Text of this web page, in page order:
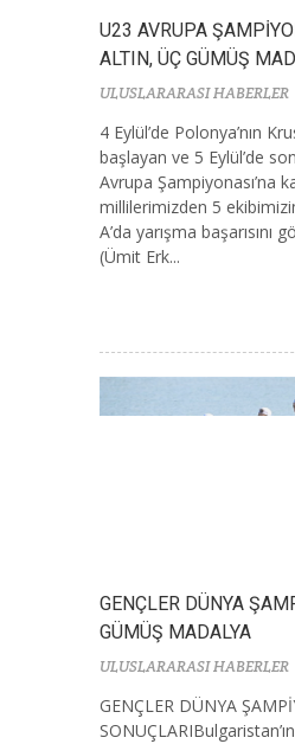
U23 AVRUPA
ALTIN, ÜÇ GÜMÜŞ
ULUSLARARASI HABERLER
4 Eylül’de Polonya’nın
başlayan ve 5 Eylül’de
Avrupa Şampiyonası’na
millilerimizden 5
A’da yarışma başarısını
(Ümit Erk...
GENÇLER DÜNYA
GÜMÜŞ MADALYA
ULUSLARARASI HABERLER
GENÇLER DÜNYA